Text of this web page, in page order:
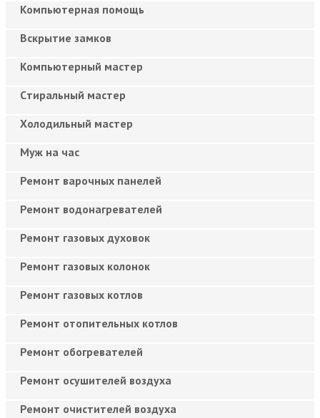
Компьютерная помощь
Вскрытие замков
Компьютерный мастер
Cтиральный мастер
Холодильный мастер
Муж на час
Ремонт варочных панелей
Ремонт водонагревателей
Ремонт газовых духовок
Ремонт газовых колонок
Ремонт газовых котлов
Ремонт отопительных котлов
Ремонт обогревателей
Ремонт осушителей воздуха
Ремонт очистителей воздуха